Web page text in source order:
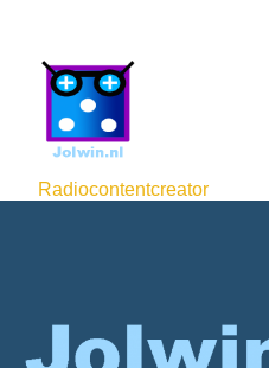
Radiocontentcreator